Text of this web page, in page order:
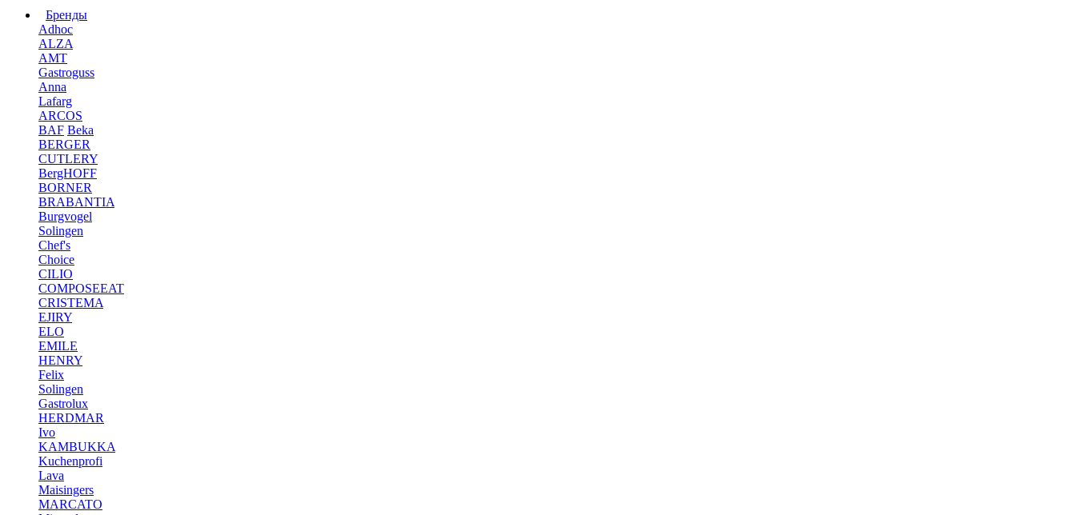
Бренды
Adhoc
ALZA
AMT
Gastroguss
Anna
Lafarg
ARCOS
BAF Beka
BERGER
CUTLERY
BergHOFF
BORNER
BRABANTIA
Burgvogel
Solingen
Chef's
Choice
CILIO
COMPOSEEAT
CRISTEMA
EJIRY
ELO
EMILE
HENRY
Felix
Solingen
Gastrolux
HERDMAR
Ivo
KAMBUKKA
Kuchenprofi
Lava
Maisingers
MARCATO